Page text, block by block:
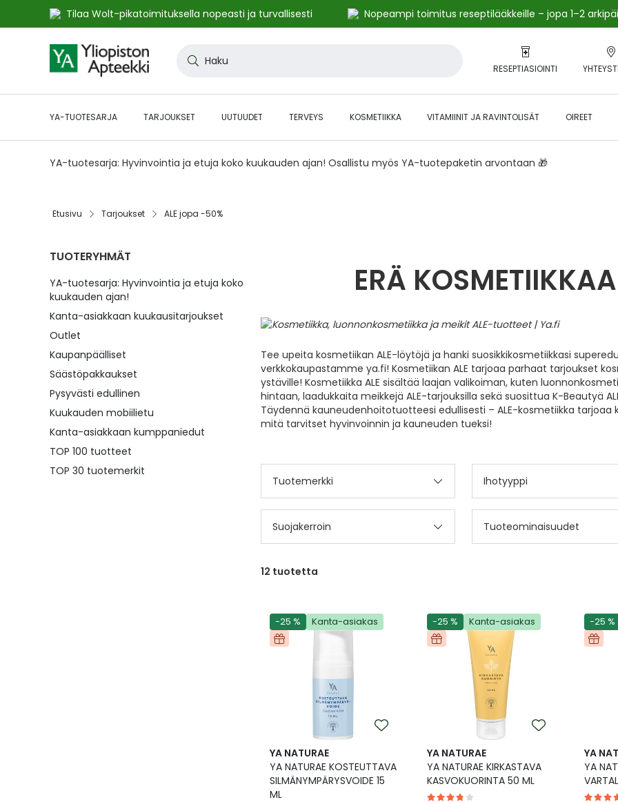
Tilaa Wolt-pikatoimituksella nopeasti ja turvallisesti Nopeampi toimitus reseptilääkkeille – jopa 1–2
to
Content
RESEPTIASIOINTI
YA-TUOTESARJA TARJOUKSET UUTUUDET TERVEYS KOSMETIIKKA VITAMIINIT JA RAVINTOLISÄT OIREET
YA-tuotesarja: Hyvinvointia ja etuja koko kuukauden ajan! Osallistu myös YA-tuotepaketin arvontaan 🎁
Etusivu Tarjoukset ALE jopa -50%
TUOTERYHMÄT
YA-tuotesarja: Hyvinvointia ja etuja koko
kuukauden ajan!
Kanta-asiakkaan kuukausitarjoukset
Outlet
Kaupanpäälliset
Säästöpakkaukset
Pysyvästi edullinen
Kuukauden mobiilietu
Kanta-asiakkaan kumppaniedut
TOP 100 tuotteet
TOP 30 tuotemerkit
ERÄ
Tee upeita kosmetiikan ALE-löytöjä ja hanki suosikkikosmetiikkasi
verkkokaupastamme ya.fi! Kosmetiikan ALE tarjoaa parhaat tarjoukset
ystäville! Kosmetiikka ALE sisältää laajan valikoiman, kuten
hintaan, laadukkaita meikkejä ALE-tarjouksilla sekä suosittua K-Beautyä
Täydennä kauneudenhoitotuotteesi edullisesti – ALE-kosmetiikka tarjoaa
mitä tarvitset hyvinvoinnin ja kauneuden tueksi!
Tuotemerkki Ihotyyppi
Suojakerroin Tuoteominaisuudet
12 tuotetta
-25 % Kanta-asiakas
YA NATURAE
YA NATURAE KOSTEUTTAVA
SILMÄNYMPÄRYSVOIDE 15
ML
-25 % Kanta-asiakas
YA NATURAE
YA NATURAE KIRKASTAVA
KASVOKUORINTA 50 ML
-25 %
YA
YA